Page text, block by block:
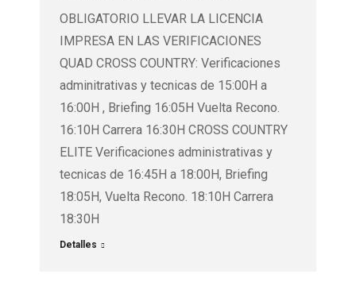
OBLIGATORIO LLEVAR LA LICENCIA
IMPRESA EN LAS VERIFICACIONES
QUAD CROSS COUNTRY: Verificaciones
adminitrativas y tecnicas de 15:00H a
16:00H , Briefing 16:05H Vuelta Recono.
16:10H Carrera 16:30H CROSS COUNTRY
ELITE Verificaciones administrativas y
tecnicas de 16:45H a 18:00H, Briefing
18:05H, Vuelta Recono. 18:10H Carrera
18:30H
Detalles